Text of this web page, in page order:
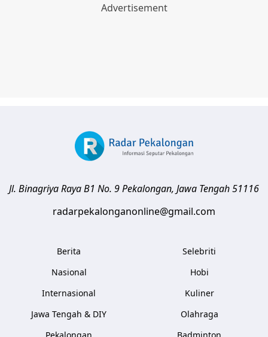
Jl. Binagriya Raya B1 No. 9Pekalongan, Jawa Tengah51116
radarpekalonganonline@gmail.com
Berita
Nasional
Internasional
Jawa Tengah & DIY
Selebriti
Hobi
Kuliner
Olahraga